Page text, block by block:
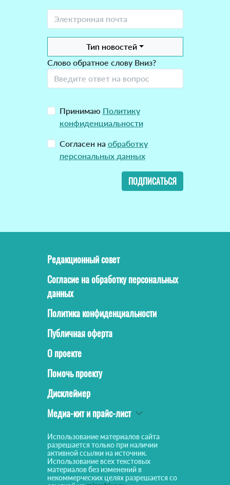
Тип новостей
Слово обратное слову Вниз?
Принимаю Политику
конфиденциальности
Согласен на обработку
персональных данных
ПОДПИСАТЬСЯ
Редакционный совет
Согласие на обработку персональных
данных
Политика конфиденциальности
Публичная оферта
О проекте
Помочь проекту
Дисклеймер
Медиа-кит и прайс-лист
Использование материалов сайта
разрешается только при наличии
активной ссылки на источник.
Использование всех текстовых
материалов без изменений в
некоммерческих целях разрешается со